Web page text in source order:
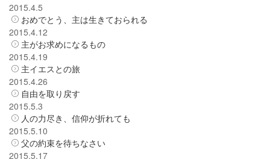
2015.4.5
おめでとう、主は生きておられる
2015.4.12
主がお求めになるもの
2015.4.19
主イエスとの旅
2015.4.26
自由を取り戻す
2015.5.3
人の力尽き、信仰が折れても
2015.5.10
父の約束を待ちなさい
2015.5.17